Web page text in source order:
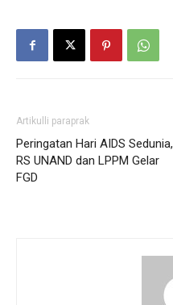
Artikulli paraprak
Peringatan Hari AIDS Sedunia,
RS UNAND dan LPPM Gelar
FGD